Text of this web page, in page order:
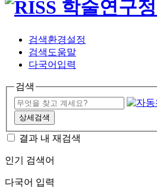
검색환경설정
검색도움말
다국어입력
검색
상세검색
결과 내 재검색
인기 검색어
다국어 입력